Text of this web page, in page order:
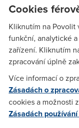
Anonym
Čeština nás neuživí
Anonym
(23.2.2008
Mas pravdu...jdu se
Anonym(24.2.2008
Cookies
Kliknutím na
funkční, analytické
zařízení. Kliknutím
zpracování úplně
Více informací o
Zásadách o
cookies a možnosti
Zásadách